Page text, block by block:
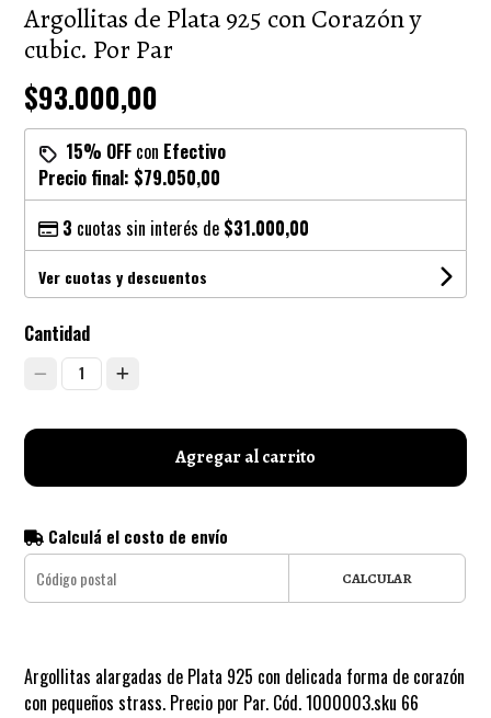
Argollitas de Plata 925 con Corazón y
cubic. Por Par
$93.000,00
15% OFF con Efectivo
Precio final: $79.050,00
3 cuotas sin interés de $31.000,00
Ver cuotas y descuentos
Cantidad
1
Agregar al carrito
Calculá el costo de envío
CALCULAR
Argollitas alargadas de Plata 925 con delicada forma de corazón
con pequeños strass. Precio por Par. Cód. 1000003.sku 66